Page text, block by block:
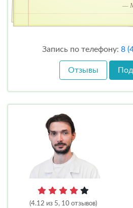
—
Запись по телефону: 8
Отзывы
(4.12 из 5, 10 отзывов)